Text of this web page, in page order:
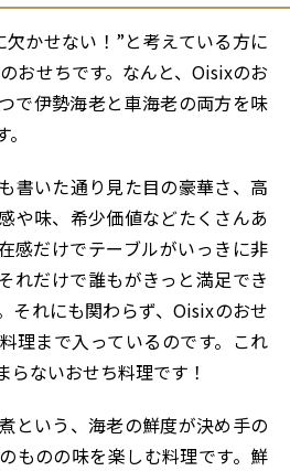
かせない！”と考えている方に
おせちです。なんと、Oisixのお
で伊勢海老と車海老の両方を味
書いた通り見た目の豪華さ、高
や味、希少価値などたくさんあ
感だけでテーブルがいっきに非
れだけで誰もがきっと満足でき
それにも関わらず、Oisixのおせ
理まで入っているのです。これ
ないおせち料理です！
という、海老の鮮度が決め手の
ものの味を楽しむ料理です。鮮